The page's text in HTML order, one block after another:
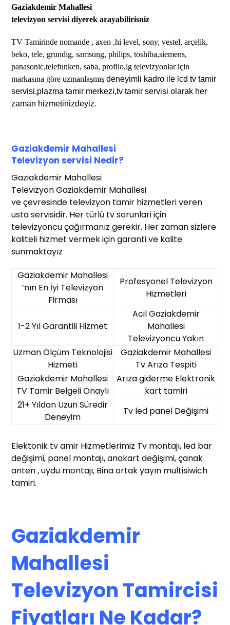
Gaziakdemir Mahallesi
televizyon servisi diyerek arayabilirisniz
TV Tamirindenomande , axen ,hi level,sony, vestel, arçelik,
beko,tele, grundig, samsung, philips, toshiba,siemens,
panasonic,telefunken, saba, profilo,lg televizyonlar için
markasına göre uzmanlaşmış deneyimli kadro ile lcd tv tamir
servisi,plazma tamir merkezi,tv tamir servisi olarak her
zaman hizmetinizdeyiz.
Gaziakdemir Mahallesi
Televizyon servisi Nedir?
Gaziakdemir Mahallesi
Televizyon Gaziakdemir Mahallesi
ve çevresinde televizyon tamir hizmetleri veren
usta servisidir. Her türlü tv sorunlari için
televizyoncu çağırmanız gerekir. Her zaman sizlere
kaliteli hizmet vermek için garanti ve kalite
sunmaktayız
Gaziakdemir Mahallesi
’nın En İyi Televizyon
Firması
Profesyonel Televizyon
Hizmetleri
1-2 Yıl Garantili Hizmet
Acil Gaziakdemir
Mahallesi
Televizyoncu Yakın
Uzman Ölçüm Teknolojisi
Hizmeti
Gaziakdemir Mahallesi
Tv Arıza Tespiti
Gaziakdemir Mahallesi
TV Tamir Belgeli Onaylı
Arıza giderme Elektronik
kart tamiri
21+ Yıldan Uzun Süredir
Deneyim
Tv led panel Değişimi
Elektonik tv amir Hizmetlerimiz Tv montajı, led bar
değişimi, panel montajı, anakart değişimi, çanak
anten , uydu montajı, Bina ortak yayın multisiwich
tamiri.
Gaziakdemir
Mahallesi
Televizyon Tamircisi
Fiyatları Ne Kadar?